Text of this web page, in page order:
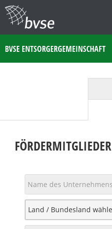
BVSE ENTSORGERGEMEINSCHAFT
FÖRDERMITGLIEDER